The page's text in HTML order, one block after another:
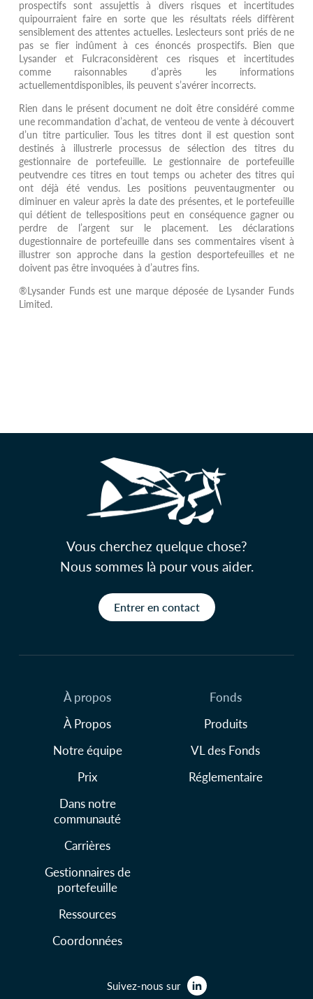
prospectifs sont assujettis à divers risques et incertitudes
quipourraient faire en sorte que les résultats réels diffèrent
sensiblement des attentes actuelles. Leslecteurs sont priés de ne
pas se fier indûment à ces énoncés prospectifs. Bien que
Lysander et Fulcraconsidèrent ces risques et incertitudes
comme raisonnables d’après les informations
actuellementdisponibles, ils peuvent s’avérer incorrects.
Rien dans le présent document ne doit être considéré comme
une recommandation d’achat, de venteou de vente à découvert
d’un titre particulier. Tous les titres dont il est question sont
destinés à illustrerle processus de sélection des titres du
gestionnaire de portefeuille. Le gestionnaire de portefeuille
peutvendre ces titres en tout temps ou acheter des titres qui
ont déjà été vendus. Les positions peuventaugmenter ou
diminuer en valeur après la date des présentes, et le portefeuille
qui détient de tellespositions peut en conséquence gagner ou
perdre de l’argent sur le placement. Les déclarations
dugestionnaire de portefeuille dans ses commentaires visent à
illustrer son approche dans la gestion desportefeuilles et ne
doivent pas être invoquées à d’autres fins.
®Lysander Funds est une marque déposée de Lysander Funds
Limited.
Vous cherchez quelque chose?
Nous sommes là pour vous aider.
Entrer en contact
À propos
À Propos
Notre équipe
Prix
Dans notre
communauté
Carrières
Fonds
Produits
VL des Fonds
Réglementaire
Gestionnaires de
portefeuille
Ressources
Coordonnées
Suivez-nous sur